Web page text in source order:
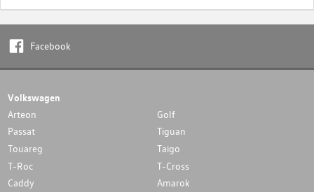
Facebook
Volkswagen
Arteon
Golf
Passat
Tiguan
Touareg
Taigo
T-Roc
T-Cross
Caddy
Amarok